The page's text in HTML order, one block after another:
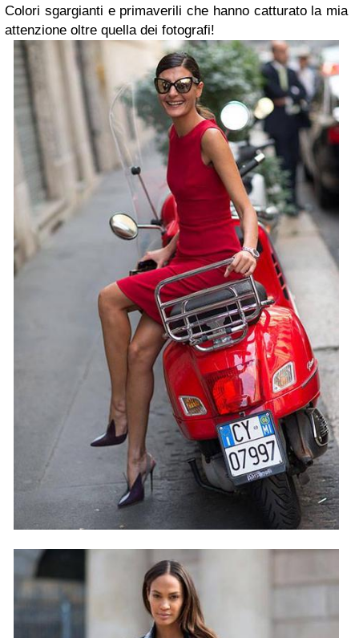
Colori sgargianti e primaverili che hanno catturato la mia
attenzione oltre quella dei fotografi!